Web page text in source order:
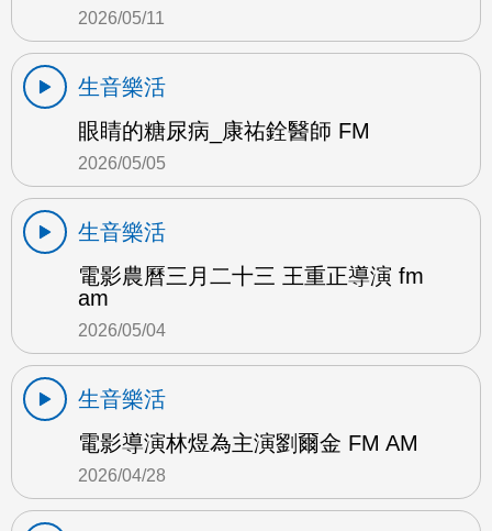
2026/05/11
生音樂活
眼睛的糖尿病_康祐銓醫師 FM
2026/05/05
生音樂活
電影農曆三月二十三 王重正導演 fm
am
2026/05/04
生音樂活
電影導演林煜為主演劉爾金 FM AM
2026/04/28